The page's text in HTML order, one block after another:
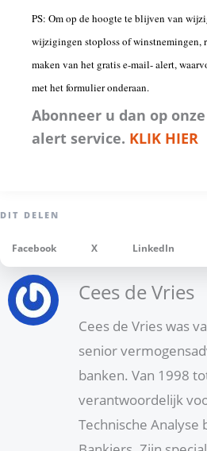
PS: Om op de hoogte te blijven van
wijzigingen stoploss of winstnemingen,
maken van het gratis e-mail- alert,
met het formulier onderaan.
Abonneer u dan op
alert service. KLIK HIER
Facebook X LinkedIn
Cees de Vries
Cees de Vries was
senior
banken. Van 1998
verantwoordelijk
Technische Analyse